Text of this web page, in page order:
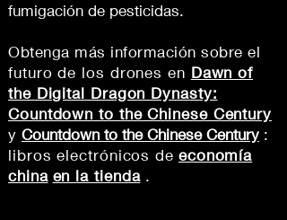
fumigación de pesticidas.
Obtenga más información sobre el
futuro de los drones en Dawn of
the Digital Dragon Dynasty:
Countdown to the Chinese Century
y Countdown to the Chinese Century :
libros electrónicos de economía
china en la tienda.